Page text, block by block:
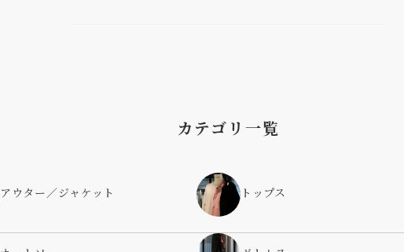
カテゴリ一覧
アウター／ジャケット トップス